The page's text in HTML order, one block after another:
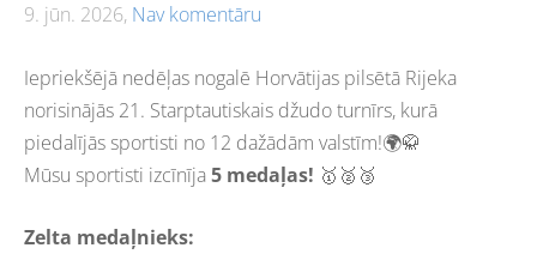
9. jūn. 2026, Nav komentāru
Iepriekšējā nedēļas nogalē Horvātijas pilsētā Rijeka
norisinājās 21. Starptautiskais džudo turnīrs, kurā
piedalījās sportisti no 12 dažādām valstīm!🌍🥋
Mūsu sportisti izcīnīja5 medaļas! 🥇🥈🥉
Zelta medaļnieks: